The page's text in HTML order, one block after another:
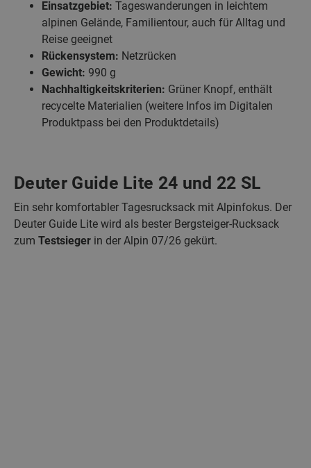
Einsatzgebiet: Tageswanderungen in leichtem
alpinen Gelände, Familientour, auch für Alltag und
Reise geeignet
Rückensystem: Netzrücken
Gewicht: 990 g
Nachhaltigkeitskriterien: Grüner Knopf, enthält
recycelte Materialien (weitere Infos im Digitalen
Produktpass bei den Produktdetails)
Deuter Guide Lite 24 und 22 SL
Ein sehr komfortabler Tagesrucksack mit Alpinfokus. Der
Deuter Guide Lite wird als bester Bergsteiger-Rucksack
zum Testsieger in der Alpin 07/26 gekürt.